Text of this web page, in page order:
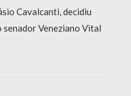
Cavalcanti, decidiu
Veneziano Vital